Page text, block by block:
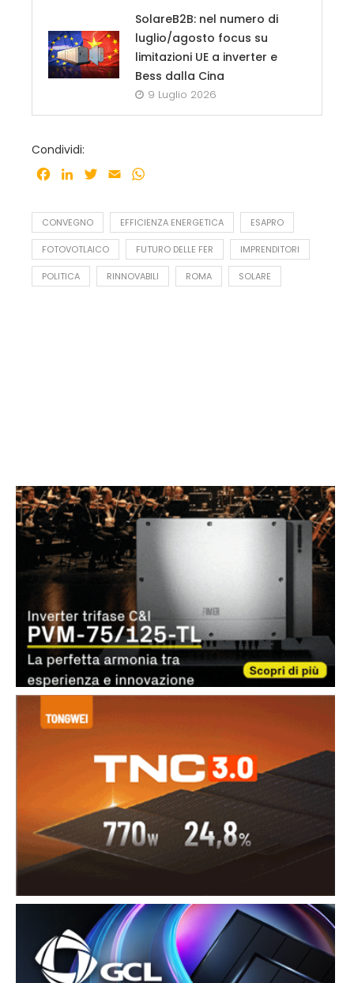
SolareB2B: nel numero di
luglio/agosto focus su
limitazioni UE a inverter e
Bess dalla Cina
9 Luglio 2026
Condividi:
Facebook
LinkedInTwitter
Email
CONVEGNO EFFICIENZA ENERGETICA ESAPRO
FOTOVOTLAICO FUTURO DELLE FER IMPRENDITORI
POLITICA RINNOVABILI ROMA SOLARE